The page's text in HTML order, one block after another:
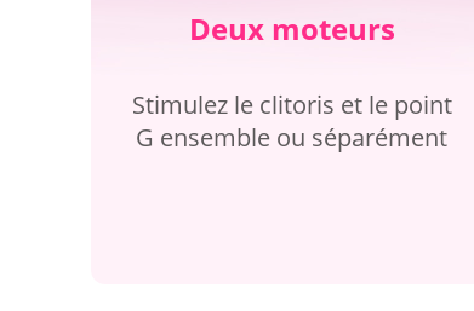
Deux moteurs
Stimulez le clitoris et le point
G ensemble ou séparément